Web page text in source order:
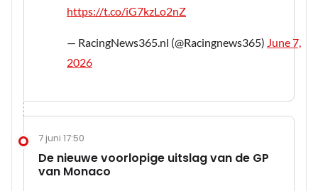
https://t.co/iG7kzLo2nZ
— RacingNews365.nl (@Racingnews365) June 7,
2026
7 juni 17:50
De nieuwe voorlopige uitslag van de GP
van Monaco